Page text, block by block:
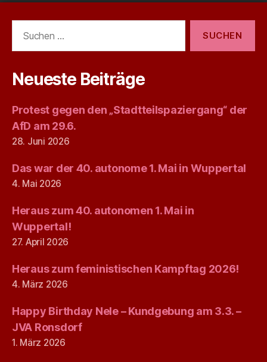
nach:
Neueste Beiträge
Protest gegen den „Stadtteilspaziergang“ der
AfD am 29.6.
28. Juni 2026
Das war der 40. autonome 1. Mai in Wuppertal
4. Mai 2026
Heraus zum 40. autonomen 1. Mai in
Wuppertal!
27. April 2026
Heraus zum feministischen Kampftag 2026!
4. März 2026
Happy Birthday Nele – Kundgebung am 3.3. –
JVA Ronsdorf
1. März 2026